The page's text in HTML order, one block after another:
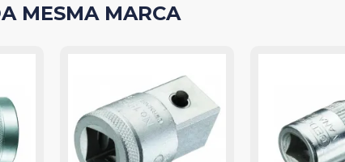
MESMA MARCA